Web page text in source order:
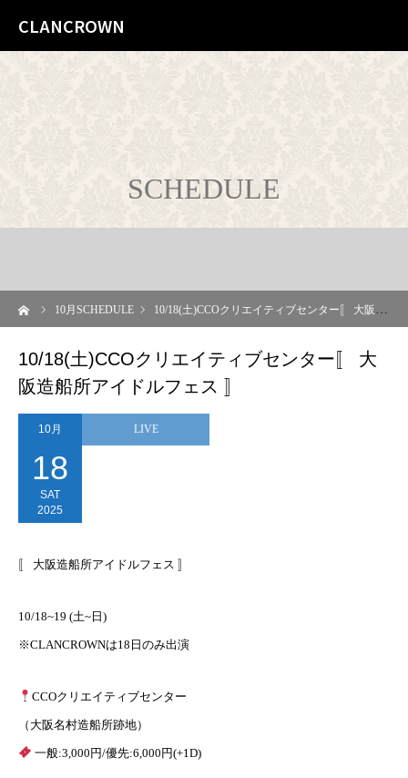
CLANCROWN
SCHEDULE
10月SCHEDULE 10/18(土)CCOクリエイティブセンター〚 大阪造船所アイドルフェス 〛
10/18(土)CCOクリエイティブセンター〚 大
阪造船所アイドルフェス 〛
10月
18
SAT
2025
LIVE
〚 大阪造船所アイドルフェス 〛
10/18~19 (土~日)
※CLANCROWNは18日のみ出演
CCOクリエイティブセンター
（大阪名村造船所跡地）
一般:3,000円/優先:6,000円(+1D)